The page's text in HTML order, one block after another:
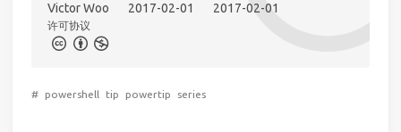
Victor Woo 2017-02-01 2017-02-01
许可协议
# powershell tip powertip series